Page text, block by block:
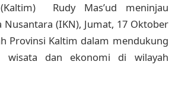
Rudy Mas’ud meninjau
(IKN), Jumat, 17 Oktober
Provinsi Kaltim dalam mendukung
wisata dan ekonomi di wilayah